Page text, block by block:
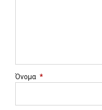
Όνομα *